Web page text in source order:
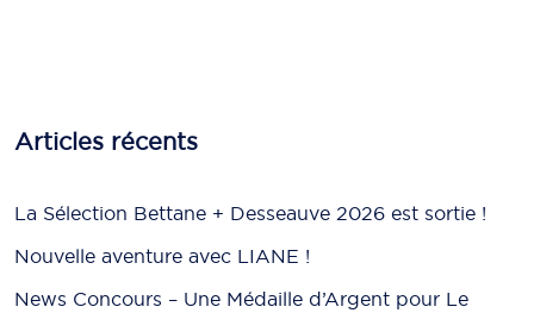
Articles récents
La Sélection Bettane + Desseauve 2026 est sortie !
Nouvelle aventure avec LIANE !
News Concours – Une Médaille d’Argent pour Le